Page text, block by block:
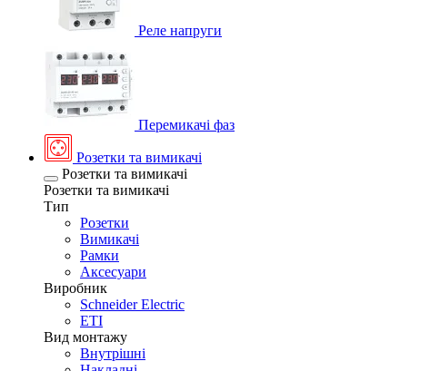
Реле напруги
Перемикачі фаз
Розетки та вимикачі
Розетки та вимикачі
Розетки та вимикачі
Тип
Розетки
Вимикачі
Рамки
Аксесуари
Виробник
Schneider Electric
ETI
Вид монтажу
Внутрішні